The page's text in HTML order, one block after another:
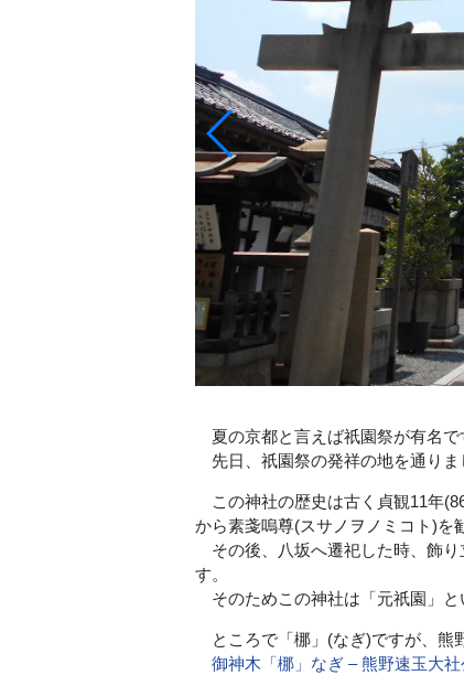
夏の京都と言えば祇園祭が有名で
先日、祇園祭の発祥の地を通りま
この神社の歴史は古く貞観11年
から素戔嗚尊(スサノヲノミコト)を
その後、八坂へ遷祀した時、飾り
す。
そのためこの神社は「元祇園」と
ところで「梛」(なぎ)ですが、熊
御神木「梛」なぎ – 熊野速玉大